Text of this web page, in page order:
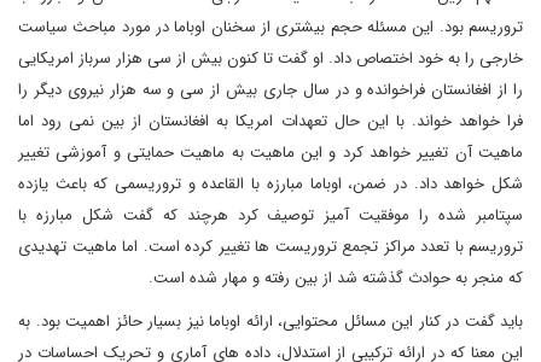
تروریسم بود. این مسئله حجم بیشتری از سخنان اوباما در مورد مباحث سیاست
خارجی را به خود اختصاص داد. او گفت تا کنون بیش از سی هزار سرباز امریکایی
را از افغانستان فراخوانده و در سال جاری بیش از سی و سه هزار نیروی دیگر را
فرا خواهد خواند. با این حال تعهدات امریکا به افغانستان از بین نمی رود اما
ماهیت آن تغییر خواهد کرد و این ماهیت به ماهیت حمایتی و آموزشی تغییر
شکل خواهد داد. در ضمن، اوباما مبارزه با القاعده و تروریسمی که باعث یازده
سپتامبر شده را موفقیت آمیز توصیف کرد هرچند که گفت شکل مبارزه با
تروریسم با تعدد مراکز تجمع تروریست ها تغییر کرده است. اما ماهیت تهدیدی
که منجر به حوادث گذشته شد از بین رفته و مهار شده است.
باید گفت در کنار این مسائل محتوایی، ارائه اوباما نیز بسیار حائز اهمیت بود. به
این معنا که در ارائه ترکیبی از استدلال، داده های آماری و تحریک احساسات در